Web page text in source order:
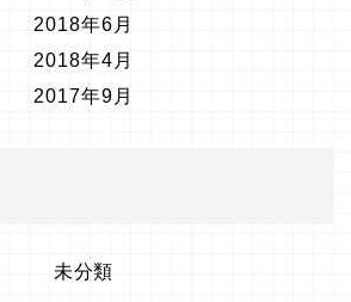
2018年6月
2018年4月
2017年9月
未分類